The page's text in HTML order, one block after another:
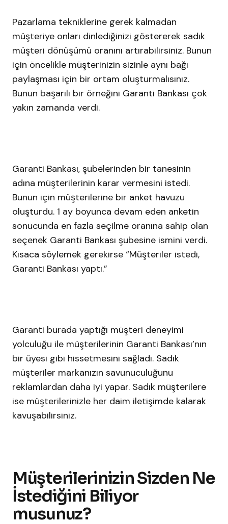
Pazarlama tekniklerine gerek kalmadan
müşteriye onları dinlediğinizi göstererek sadık
müşteri dönüşümü oranını artırabilirsiniz. Bunun
için öncelikle müşterinizin sizinle aynı bağı
paylaşması için bir ortam oluşturmalısınız.
Bunun başarılı bir örneğini Garanti Bankası çok
yakın zamanda verdi.
Garanti Bankası, şubelerinden bir tanesinin
adına müşterilerinin karar vermesini istedi.
Bunun için müşterilerine bir anket havuzu
oluşturdu. 1 ay boyunca devam eden anketin
sonucunda en fazla seçilme oranına sahip olan
seçenek Garanti Bankası şubesine ismini verdi.
Kısaca söylemek gerekirse “Müşteriler istedi,
Garanti Bankası yaptı.”
Garanti burada yaptığı müşteri deneyimi
yolculuğu ile müşterilerinin Garanti Bankası’nın
bir üyesi gibi hissetmesini sağladı. Sadık
müşteriler markanızın savunuculuğunu
reklamlardan daha iyi yapar. Sadık müşterilere
ise müşterilerinizle her daim iletişimde kalarak
kavuşabilirsiniz.
Müşterilerinizin Sizden Ne
İstediğini Biliyor
musunuz?